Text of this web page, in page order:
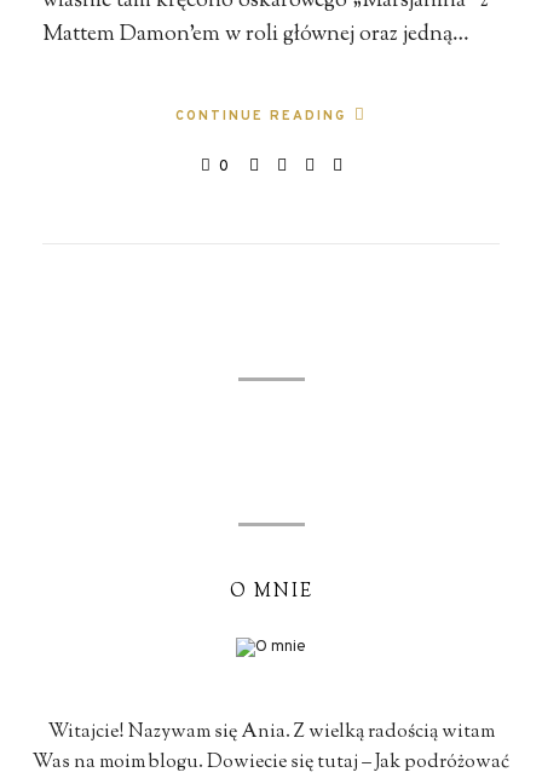
Mattem Damon’em w roli głównej oraz jedną…
CONTINUE READING
0
O MNIE
Witajcie! Nazywam się Ania. Z wielką radością witam
Was na moim blogu. Dowiecie się tutaj – Jak podróżować